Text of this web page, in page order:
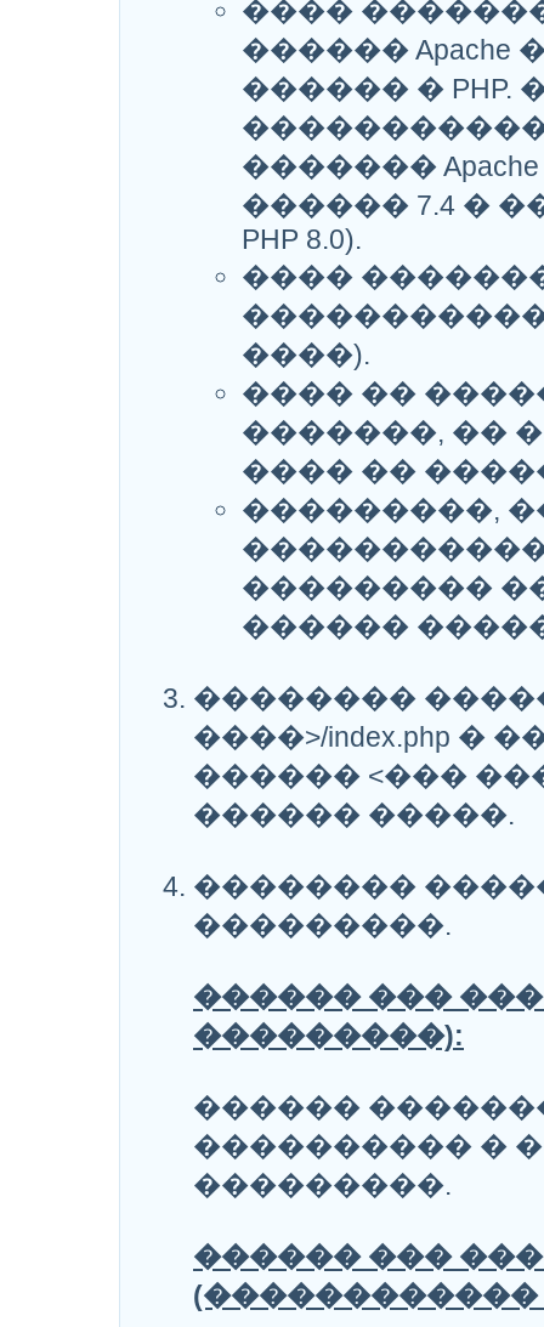
����
������
������ �
�������
������ 7.4 �
PHP 8.0).
����
�����������
����).
���� ��
�������, ��
���� ��
���������,
���������
������
��������
����>/index.php
������ <���
������ �����.
��������
���������.
������ ���
���������):
������
���������� �
���������.
������ ���